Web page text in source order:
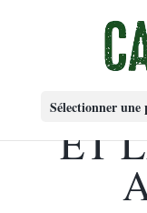
Sélectionner une
ET